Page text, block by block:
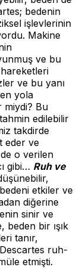
bedenin
işlevlerinin
Makine
ve bu
ve bu yanı
yola
miydi? Bu
edilebilir
takdirde
eder ve
o verilen
gibi… Ruh ve
etkiler ve
diğerine
sinir ve
beden bir ışık
tanır,
ruh-
etmişti.